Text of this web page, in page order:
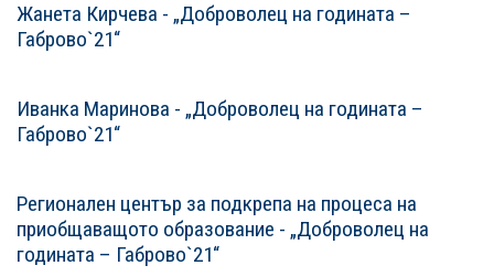
Жанета Кирчева - „Доброволец на годината –
Габрово`21“
Иванка Маринова - „Доброволец на годината –
Габрово`21“
Регионален център за подкрепа на процеса на
приобщаващото образование - „Доброволец на
годината – Габрово`21“